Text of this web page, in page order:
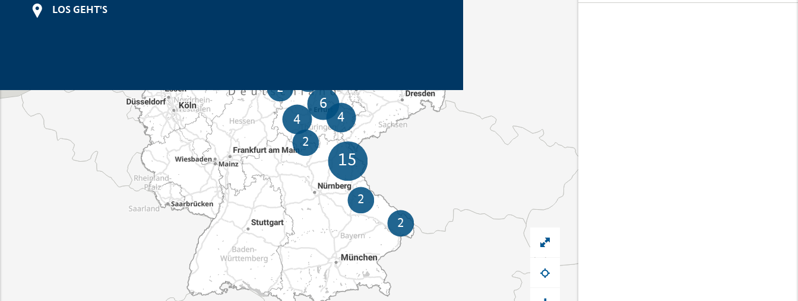
LOS GEHT'S